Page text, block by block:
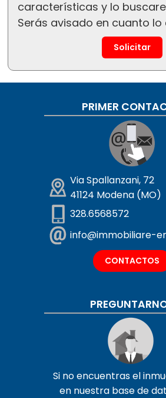
características y lo
Serás avisado en cuanto
Solicitar
PRIMER
Via Spallanzani, 72
41124 Modena (MO)
328.6568572
info@immobiliare-
CONTACTOS
Si no encuentras el
en nuestra base de